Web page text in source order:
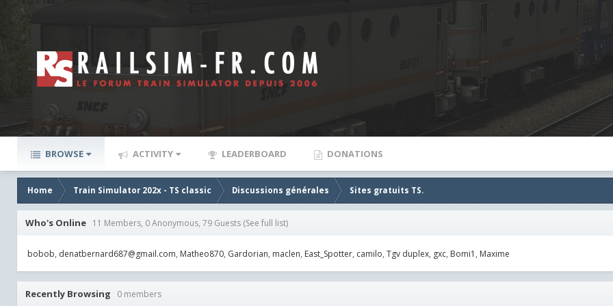
BROWSE ACTIVITY LEADERBOARD DONATIONS
Home Train Simulator 202x - TS classic Discussions générales Sites gratuits TS.
Who's Online 11 Members, 0 Anonymous, 79 Guests (See full list)
bobob denatbernard687@gmail.com Matheo870 Gardorian maclen East_Spotter camilo Tgv duplex gxc Bomi1 Maxime
Recently Browsing 0 members